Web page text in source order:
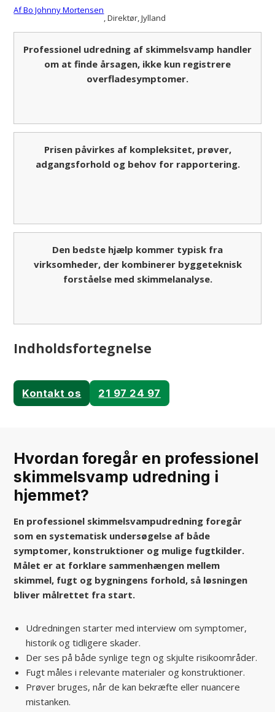
Af Bo Johnny Mortensen
, Direktør, Jylland
Professionel udredning af skimmelsvamp handler
om at finde årsagen, ikke kun registrere
overfladesymptomer.
Prisen påvirkes af kompleksitet, prøver,
adgangsforhold og behov for rapportering.
Den bedste hjælp kommer typisk fra
virksomheder, der kombinerer byggeteknisk
forståelse med skimmelanalyse.
Indholdsfortegnelse
Kontakt os 21 97 24 97
Hvordan foregår en professionel
skimmelsvamp udredning i
hjemmet?
En professionel skimmelsvampudredning foregår
som en systematisk undersøgelse af både
symptomer, konstruktioner og mulige fugtkilder.
Målet er at forklare sammenhængen mellem
skimmel, fugt og bygningens forhold, så løsningen
bliver målrettet fra start.
Udredningen starter med interview om symptomer,
historik og tidligere skader.
Der ses på både synlige tegn og skjulte risikoområder.
Fugt måles i relevante materialer og konstruktioner.
Prøver bruges, når de kan bekræfte eller nuancere
mistanken.